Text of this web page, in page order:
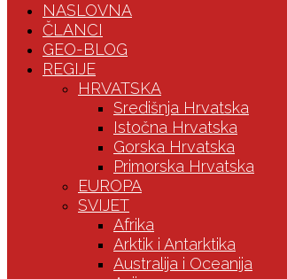
NASLOVNA
ČLANCI
GEO-BLOG
REGIJE
HRVATSKA
Središnja Hrvatska
Istočna Hrvatska
Gorska Hrvatska
Primorska Hrvatska
EUROPA
SVIJET
Afrika
Arktik i Antarktika
Australija i Oceanija